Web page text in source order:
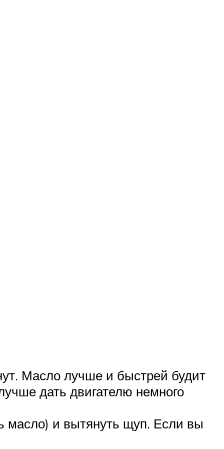
Масло лучше и быстрей будит
дать двигателю немного
масло) и вытянуть щуп. Если вы